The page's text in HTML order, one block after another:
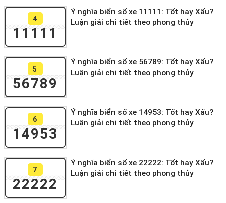
4
11111
Ý nghĩa biển số xe 11111: Tốt hay Xấu?
Luận giải chi tiết theo phong thủy
5
56789
Ý nghĩa biển số xe 56789: Tốt hay Xấu?
Luận giải chi tiết theo phong thủy
6
14953
Ý nghĩa biển số xe 14953: Tốt hay Xấu?
Luận giải chi tiết theo phong thủy
7
22222
Ý nghĩa biển số xe 22222: Tốt hay Xấu?
Luận giải chi tiết theo phong thủy